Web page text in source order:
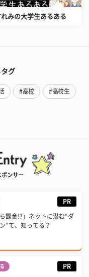
れみの大学生あるある
グ
#高校 #高校生
ポンサー
PR
ら課金!?」ネットに潜む“ダ
”て、知ってる？
PR